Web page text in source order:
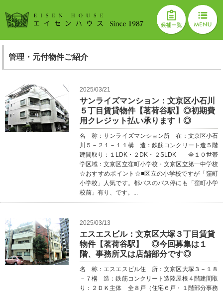
管理・元付物件ご紹介
2025/03/21
サンライズマンション：文京区小石川
５丁目賃貸物件【茗荷谷駅】◎初期費
用クレジット払い承ります！◎
名 称：サンライズマンション所 在：文京区小石
川５－２１－１１構 造：鉄筋コンクリート造５階
建間取り：１LDK・２DK・２SLDK 全１０世帯
学区域：文京区立窪町小学校・文京区立第一中学校
☆おすすめポイント☆■区立の小学校ですが「窪町
小学校」人気です。都バスのバス停にも「窪町小学
校前」有り、です。...
2025/03/13
エスエスビル：文京区大塚３丁目賃貸
物件【茗荷谷駅】 ◎今回募集は１
階、事務所又は店舗部分です◎
名 称：エスエスビル住 所：文京区大塚３－１８
－７構 造：鉄筋コンクリート造陸屋根４階建間取
り：２ＤＫ主体 全８戸（住宅６戸・１階部分事務